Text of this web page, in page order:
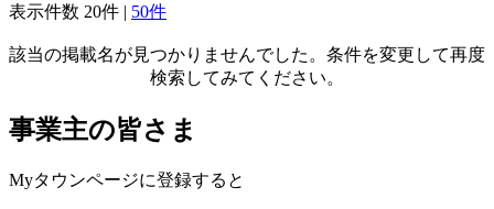
表示件数 20件 | 50件
該当の掲載名が見つかりませんでした。条件を変更して再度
検索してみてください。
事業主の皆さま
Myタウンページに登録すると